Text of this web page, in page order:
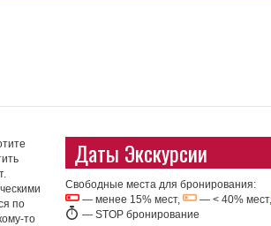
по
то
Даты Экскурсии
Свободные места для бронирования:
— менее 15% мест,
— < 40% мест,
— STOP бронирование